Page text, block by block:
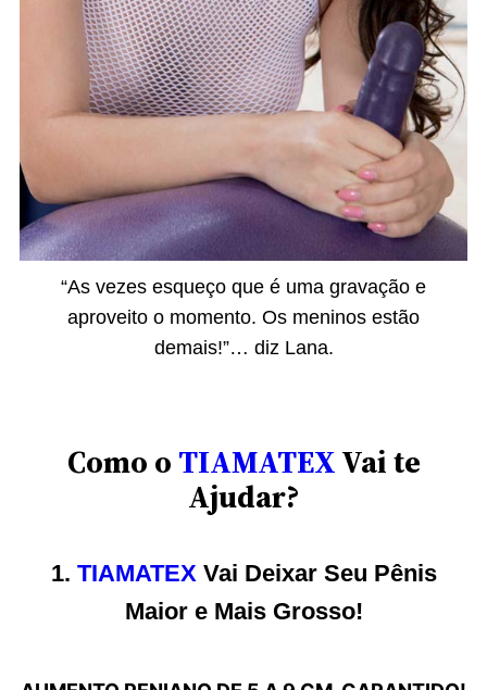
“As vezes esqueço que é uma gravação e
aproveito o momento. Os meninos estão
demais!”… diz Lana.
Como o TIAMATEXVai te
Ajudar?
1. TIAMATEXVai Deixar Seu Pênis
Maior e Mais Grosso!